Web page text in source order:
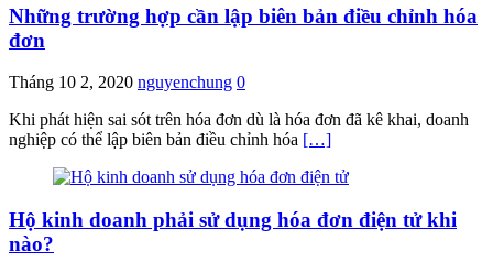
Những trường hợp cần lập biên bản điều chỉnh hóa
đơn
Tháng 10 2, 2020 nguyenchung 0
Khi phát hiện sai sót trên hóa đơn dù là hóa đơn đã kê khai, doanh
nghiệp có thể lập biên bản điều chỉnh hóa […]
Hộ kinh doanh phải sử dụng hóa đơn điện tử khi
nào?